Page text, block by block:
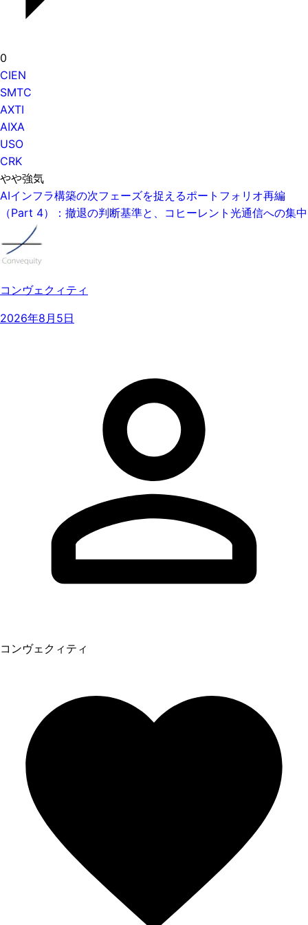
0
CIEN
SMTC
AXTI
AIXA
USO
CRK
やや強気
AIインフラ構築の次フェーズを捉えるポートフォリオ再編
（Part 4）：撤退の判断基準と、コヒーレント光通信への集中
コンヴェクィティ
2026年8月5日
コンヴェクィティ